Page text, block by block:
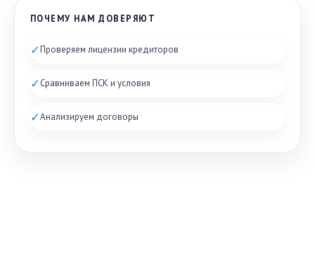
ПОЧЕМУ НАМ ДОВЕРЯЮТ
✓Проверяем лицензии кредиторов
✓Сравниваем ПСК и условия
✓Анализируем договоры